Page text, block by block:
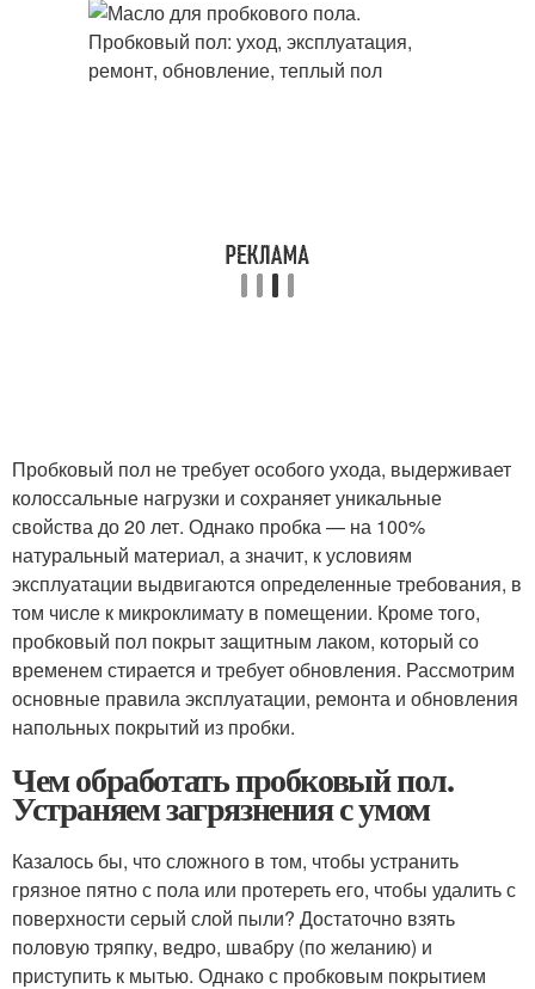
Пробковый пол не требует особого ухода, выдерживает
колоссальные нагрузки и сохраняет уникальные
свойства до 20 лет. Однако пробка — на 100%
натуральный материал, а значит, к условиям
эксплуатации выдвигаются определенные требования, в
том числе к микроклимату в помещении. Кроме того,
пробковый пол покрыт защитным лаком, который со
временем стирается и требует обновления. Рассмотрим
основные правила эксплуатации, ремонта и обновления
напольных покрытий из пробки.
Чем обработать пробковый пол.
Устраняем загрязнения с умом
Казалось бы, что сложного в том, чтобы устранить
грязное пятно с пола или протереть его, чтобы удалить с
поверхности серый слой пыли? Достаточно взять
половую тряпку, ведро, швабру (по желанию) и
приступить к мытью. Однако с пробковым покрытием